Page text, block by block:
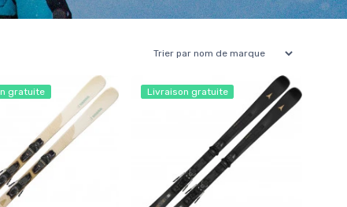
gratuite Livraison gratuite